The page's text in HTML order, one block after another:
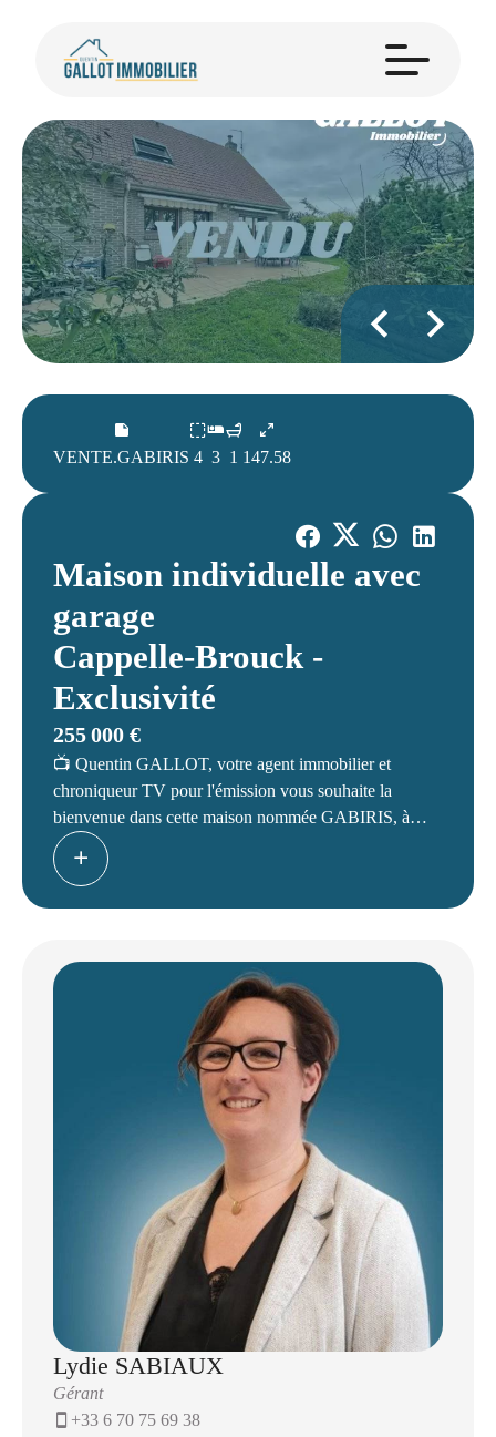
VENTE.GABIRIS 4 3 1 147.58
Maison individuelle avec
garage
Cappelle-Brouck -
Exclusivité
255 000 €
📺 Quentin GALLOT, votre agent immobilier et
chroniqueur TV pour l'émission vous souhaite la
bienvenue dans cette maison nommée GABIRIS, à
CAPPELLE-BROUCK.
Cette charmante maison individuelle offrant au rez-de-
chaussée une entrée donnant sur une cuisine équipée
ouverte sur grand séjour lumineux.
Un couloir dessert une pièce polyvalente (bureau ou
salle de jeux) et des toilettes séparées.
Un spacieux garage et une buanderie attenante
complète à merveille ce rez-de-chaussée.
À l'étage, un palier distribue trois belles chambres, une
grande salle de bains et un dressing indépendant.
Le tout est complété par un grand jardin de plus de
1000m² exposé à l'Ouest, arboré et clôturé.
Vous souhaitez en savoir plus et visiter cette maison ?
Contactez notre agence au O67O756938
Lydie SABIAUX
Gérant
+33 6 70 75 69 38